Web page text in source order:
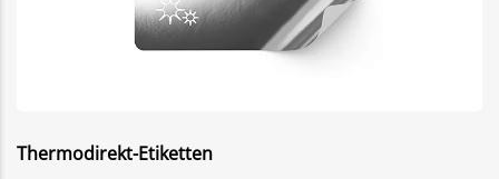
Thermodirekt-Etiketten